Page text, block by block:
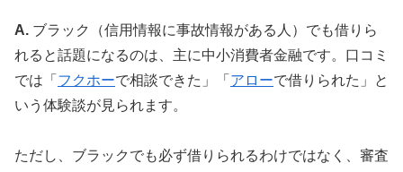
A. ブラック（信用情報に事故情報がある人）でも借りら
れると話題になるのは、主に中小消費者金融です。口コミ
では「 フクホーで相談できた」「 アローで借りられた」と
いう体験談が見られます。
ただし、ブラックでも必ず借りられるわけではなく、審査